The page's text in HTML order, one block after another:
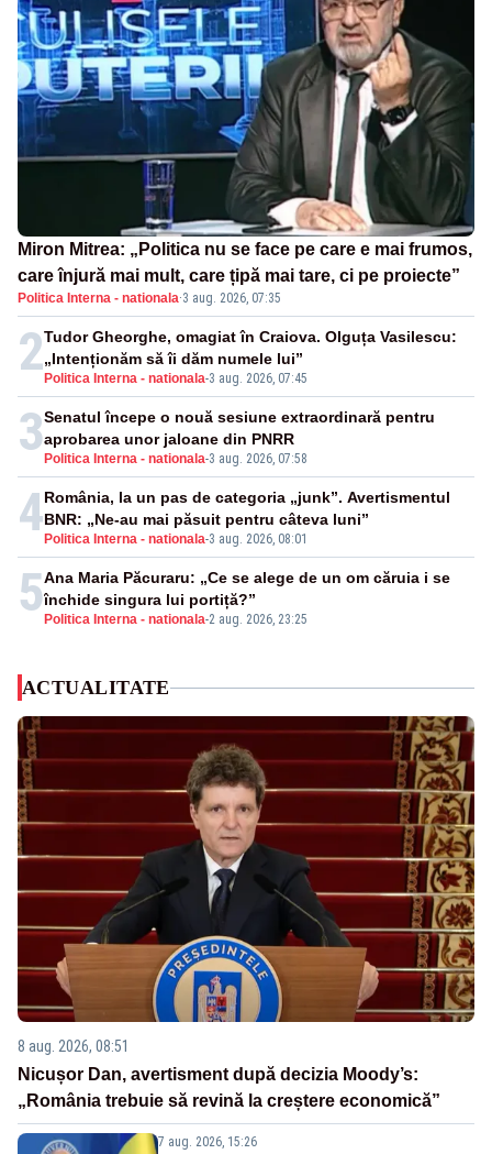
Miron Mitrea: „Politica nu se face pe care e mai frumos,
care înjură mai mult, care țipă mai tare, ci pe proiecte”
Politica Interna - nationala·3 aug. 2026, 07:35
2 Politica Interna - nationala-3 aug. 2026, 07:45
Tudor Gheorghe, omagiat în Craiova. Olguța Vasilescu:
„Intenționăm să îi dăm numele lui”
3 Politica Interna - nationala-3 aug. 2026, 07:58
Senatul începe o nouă sesiune extraordinară pentru
aprobarea unor jaloane din PNRR
4 Politica Interna - nationala-3 aug. 2026, 08:01
România, la un pas de categoria „junk”. Avertismentul
BNR: „Ne-au mai păsuit pentru câteva luni”
5 Politica Interna - nationala-2 aug. 2026, 23:25
Ana Maria Păcuraru: „Ce se alege de un om căruia i se
închide singura lui portiță?”
ACTUALITATE
8 aug. 2026, 08:51
Nicușor Dan, avertisment după decizia Moody’s:
„România trebuie să revină la creștere economică”
7 aug. 2026, 15:26